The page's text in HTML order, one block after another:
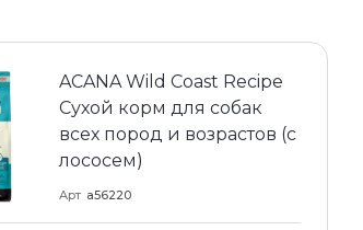
ACANA Wild Coast Recipe
Сухой корм для собак
всех пород и возрастов (с
лососем)
Арт a56220